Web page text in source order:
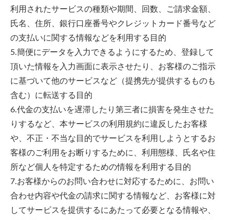
利用されたサービスの種類や期間、回数、ご請求金額、
氏名、住所、銀行口座番号やクレジットカード番号など
の支払いに関する情報などを利用する目的
5.簡便にデータを入力できるようにするため、登録して
頂いた情報を入力画面に表示させたり、お客様のご指示
に基づいて他のサービスなど（提携先が提供するものも
含む）に転送する目的
6.代金の支払いを遅滞したり第三者に損害を発生させた
りするなど、本サービスの利用規約に違反したお客様
や、不正・不当な目的でサービスを利用しようとするお
客様のご利用をお断りするために、利用態様、氏名や住
所など個人を特定するための情報を利用する目的
7.お客様からのお問い合わせに対応するために、お問い
合わせ内容や代金の請求に関する情報など、お客様に対
してサービスを提供するにあたって必要となる情報や、